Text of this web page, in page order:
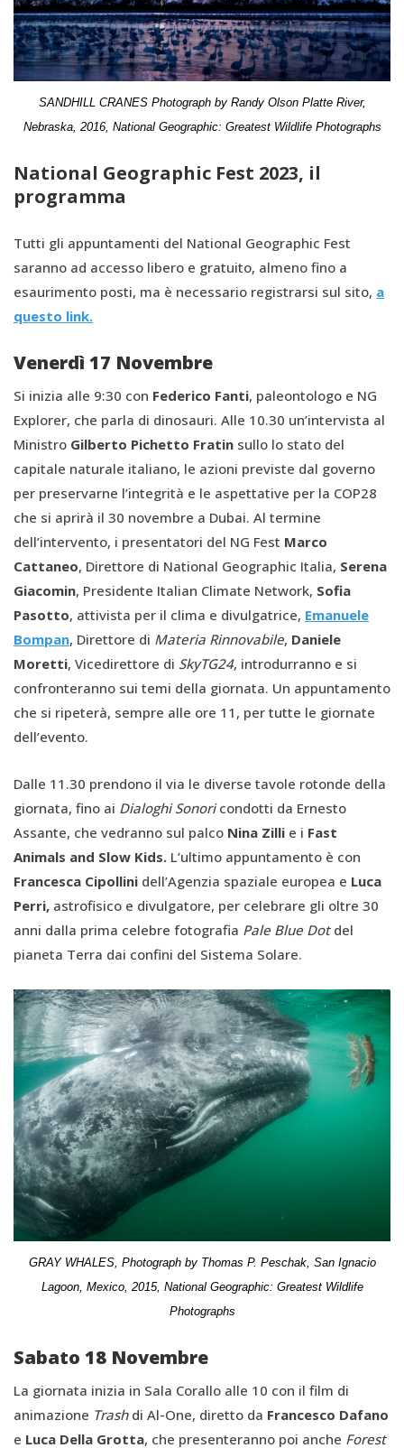
SANDHILL CRANES Photograph by Randy Olson Platte River,
Nebraska, 2016, National Geographic: Greatest Wildlife Photographs
National Geographic Fest 2023, il
programma
Tutti gli appuntamenti del National Geographic Fest
saranno ad accesso libero e gratuito, almeno fino a
esaurimento posti, ma è necessario registrarsi sul sito, a
questo link.
Venerdì 17 Novembre
Si inizia alle 9:30 con Federico Fanti, paleontologo e NG
Explorer, che parla di dinosauri. Alle 10.30 un’intervista al
Ministro Gilberto Pichetto Fratin sullo lo stato del
capitale naturale italiano, le azioni previste dal governo
per preservarne l’integrità e le aspettative per la COP28
che si aprirà il 30 novembre a Dubai. Al termine
dell’intervento, i presentatori del NG Fest Marco
Cattaneo, Direttore di National Geographic Italia, Serena
Giacomin, Presidente Italian Climate Network, Sofia
Pasotto, attivista per il clima e divulgatrice, Emanuele
Bompan, Direttore di Materia Rinnovabile, Daniele
Moretti, Vicedirettore di SkyTG24, introdurranno e si
confronteranno sui temi della giornata. Un appuntamento
che si ripeterà, sempre alle ore 11, per tutte le giornate
dell’evento.
Dalle 11.30 prendono il via le diverse tavole rotonde della
giornata, fino ai Dialoghi Sonoricondotti da Ernesto
Assante, che vedranno sul palco Nina Zilli e i Fast
Animals and Slow Kids. L’ultimo appuntamento è con
Francesca Cipollini dell’Agenzia spaziale europea e Luca
Perri, astrofisico e divulgatore, per celebrare gli oltre 30
anni dalla prima celebre fotografia Pale Blue Dotdel
pianeta Terra dai confini del Sistema Solare.
GRAY WHALES, Photograph by Thomas P. Peschak, San Ignacio
Lagoon, Mexico, 2015, National Geographic: Greatest Wildlife
Photographs
Sabato 18 Novembre
La giornata inizia in Sala Corallo alle 10 con il film di
animazione Trashdi Al-One, diretto da Francesco Dafano
e Luca Della Grotta, che presenteranno poi anche Forest